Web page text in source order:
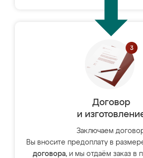
Договор
и
Заключаем
Вы вносите предоплату в
договора, и мы отдаём заказ в